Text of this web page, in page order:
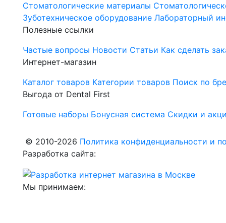
Стоматологические материалы
Зуботехническое оборудование Лабораторный
Полезные ссылки
Частые вопросы Новости Статьи Как сделать
Интернет-магазин
Каталог товаров Категории товаров Поиск по
Выгода от Dental First
Готовые наборы Бонусная система Скидки и
© 2010-2026 Политика конфиденциальности и
Разработка сайта:
Мы принимаем: